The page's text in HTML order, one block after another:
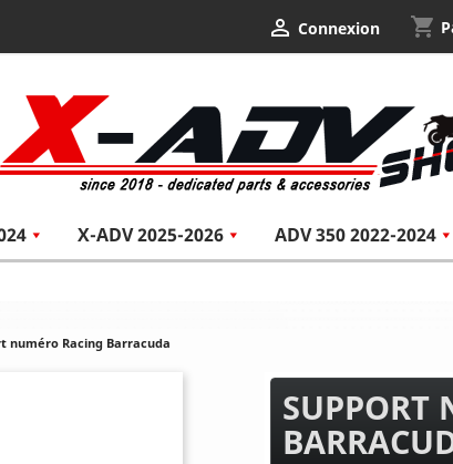
 Connexion shopping_cart
X-ADV 2025-2026 ADV 350 2022-2024
numéro Racing Barracuda
SUPPORT